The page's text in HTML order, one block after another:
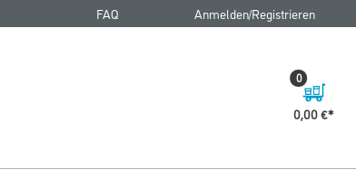
FAQ Anmelden/Registrieren
0,00 €
0